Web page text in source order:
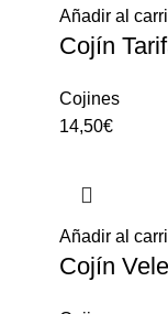
Añadir al
Cojín
Cojines
14,50€
Añadir al
Cojín